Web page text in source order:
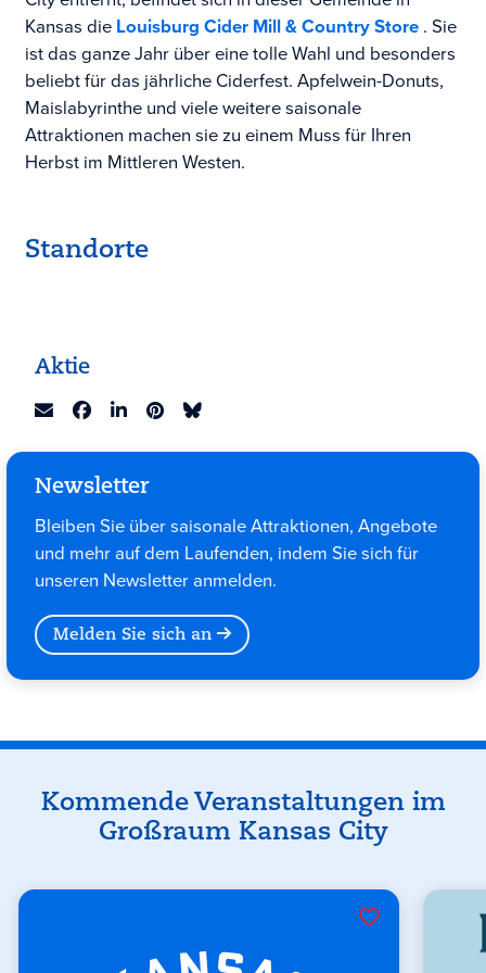
Kansas die Louisburg Cider Mill & Country Store. Sie
ist das ganze Jahr über eine tolle Wahl und besonders
beliebt für das jährliche Ciderfest. Apfelwein-Donuts,
Maislabyrinthe und viele weitere saisonale
Attraktionen machen sie zu einem Muss für Ihren
Herbst im Mittleren Westen.
Standorte
Aktie
Newsletter
Bleiben Sie über saisonale Attraktionen, Angebote
und mehr auf dem Laufenden, indem Sie sich für
unseren Newsletter anmelden.
Melden Sie sich an
Veranstaltungen
Kommende Veranstaltungen im
Großraum Kansas City